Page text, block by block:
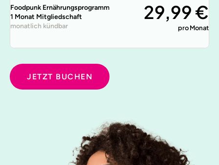
Foodpunk Ernährungsprogramm
1 Monat Mitgliedschaft
monatlich kündbar
29,99 €
pro Monat
JETZT BUCHEN